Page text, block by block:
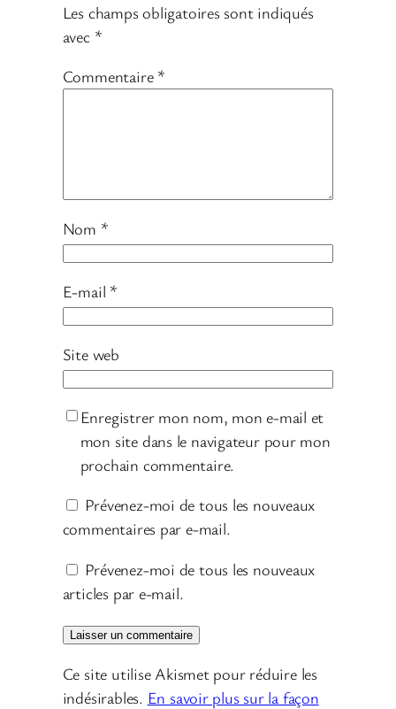
Les champs obligatoires sont indiqués
avec *
Commentaire *
Nom *
E-mail *
Site web
Enregistrer mon nom, mon e-mail et
mon site dans le navigateur pour mon
prochain commentaire.
Prévenez-moi de tous les nouveaux
commentaires par e-mail.
Prévenez-moi de tous les nouveaux
articles par e-mail.
Ce site utilise Akismet pour réduire les
indésirables. En savoir plus sur la façon